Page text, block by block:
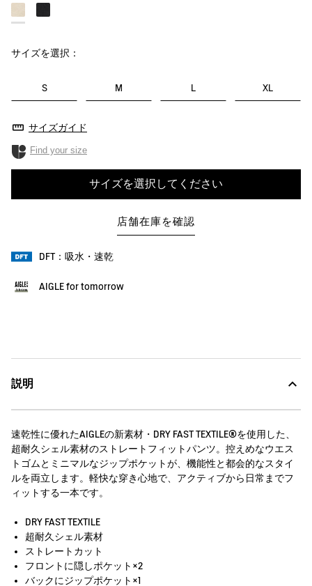
サイズを選択：
S M L XL
サイズガイド
Find your size
サイズを選択してください
店舗在庫を確認
DFT：吸水・速乾
AIGLE for tomorrow
説明
速乾性に優れたAIGLEの新素材・DRY FAST TEXTILE®を使用した、
超耐久シェル素材のストレートフィットパンツ。控えめなウエス
トゴムとミニマルなジップポケットが、機能性と都会的なスタイ
ルを両立します。軽快な穿き心地で、アクティブから日常までフ
ィットする一本です。
DRY FAST TEXTILE
超耐久シェル素材
ストレートカット
フロントに隠しポケット×2
バックにジップポケット×1